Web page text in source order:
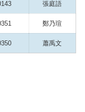
張庭語
鄭乃瑄
蕭禹文